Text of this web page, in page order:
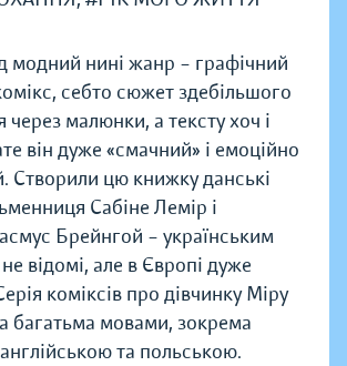
модний нині жанр – графічний
себто сюжет здебільшого
через малюнки, а тексту хоч і
він дуже «смачний» і емоційно
Створили цю книжку данські
Сабіне Лемір і
Брейнгой – українським
відомі, але в Європі дуже
коміксів про дівчинку Міру
багатьма мовами, зокрема
та польською.